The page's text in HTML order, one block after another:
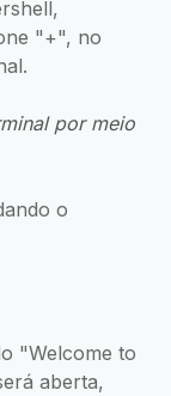
"+", no
por meio
o
"Welcome to
aberta,